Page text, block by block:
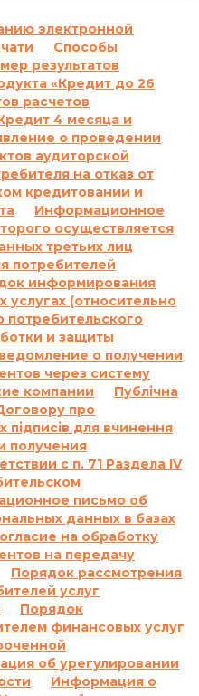
для потребителя в
им обязанностей
кредите,
обязательств
размер неустойки,
платежей,
в случае
по договору о
кредите:
за просрочку
условий
кредита по
до 26 дней»:
о предоставлении
Заемщиком
по уплате процентов
и/или Комиссии и/
в определенные
положений
кодекса
имеет право
обязан уплатить
с учетом
процентов годовых
задолженности.
в настоящем
за каждый день
задолженности,
проценты за
электронной
Способы
результатов
«Кредит до 26
расчетов
4 месяца и
о проведении
аудиторской
на отказ от
кредитовании и
Информационное
осуществляется
третьих лиц
потребителей
информирования
услугах (относительно
потребительского
и защиты
о получении
через систему
компании
Публічна
про
підписів для вчинення
получения
с п. 71 Раздела IV
письмо об
данных в базах
на обработку
на передачу
Порядок рассмотрения
услуг
Порядок
финансовых услуг
об урегулировании
Информация о